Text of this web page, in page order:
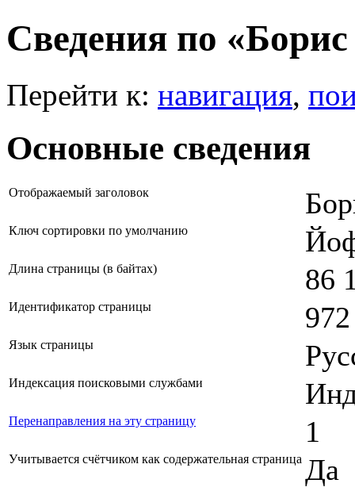
Сведения по
Перейти к: навигация,
Основные сведения
Отображаемый заголовок
Ключ сортировки по умолчанию
Длина страницы (в байтах) 86
Идентификатор страницы 972
Язык страницы
Индексация поисковыми службами
Перенаправления на эту страницу 1
Учитывается счётчиком как содержательная страница Да